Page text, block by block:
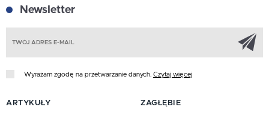
Newsletter
Wyrażam zgodę na przetwarzanie danych. Czytaj więcej
ARTYKUŁY ZAGŁĘBIE